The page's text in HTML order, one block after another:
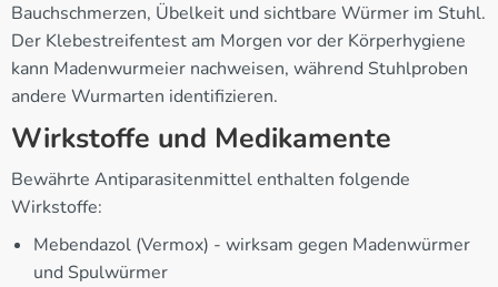
Bauchschmerzen, Übelkeit und sichtbare Würmer im Stuhl.
Der Klebestreifentest am Morgen vor der Körperhygiene
kann Madenwurmeier nachweisen, während Stuhlproben
andere Wurmarten identifizieren.
Wirkstoffe und Medikamente
Bewährte Antiparasitenmittel enthalten folgende
Wirkstoffe:
Mebendazol (Vermox) - wirksam gegen Madenwürmer
und Spulwürmer